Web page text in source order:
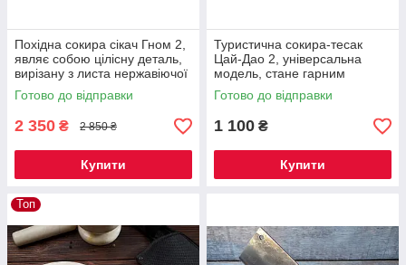
Похідна сокира сікач Гном 2,
являє собою цілісну деталь,
вирізану з листа нержавіючої
сталі 440С
Готово до відправки
2 350 ₴ 2 850 ₴
Купити
Туристична сокира-тесак
Цай-Дао 2, універсальна
модель, стане гарним
помічником на домашній
кухні.
Готово до відправки
1 100 ₴
Купити
Топ